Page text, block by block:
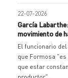
22-07-2026
García
movimiento de
El funcionario
que Formosa
que estar